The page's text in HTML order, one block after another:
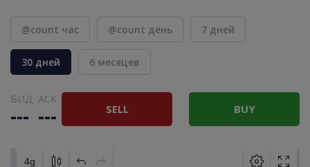
@count час @count день 7 дней
30 дней 6 месяцев
БИД
---
АСК
--- SELL BUY